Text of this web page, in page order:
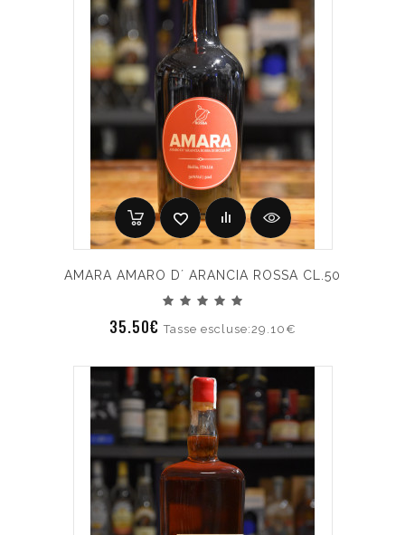
AMARA AMARO D´ ARANCIA ROSSA CL.50
35.50€Tasse escluse:29.10€